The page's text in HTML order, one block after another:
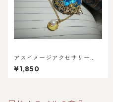
アスイメージアクセサリー
「祖国の記憶ブローチ」
¥1,850